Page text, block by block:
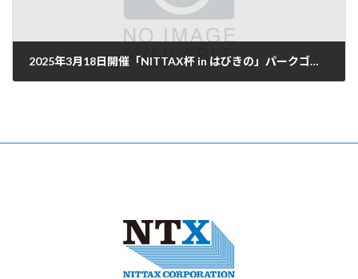
2025年3月18日開催「NITTAX杯 in はびきの」パークゴルフ大会のお知らせ